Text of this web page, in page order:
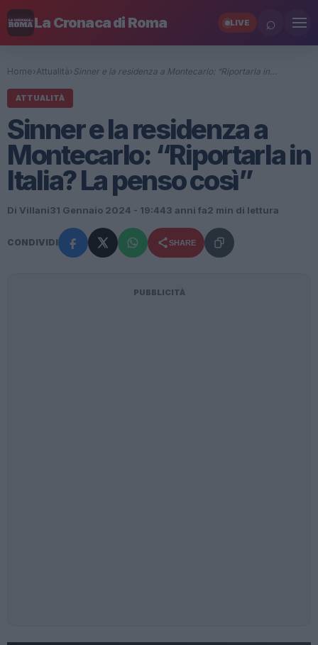
La Cronaca di Roma LIVE ⌕
Home› Attualità› Sinner e la residenza a Montecarlo: “Riportarla in…
ATTUALITÀ
Sinner e la residenza a
Montecarlo: “Riportarla in
Italia? La penso così”
Di Villani31 Gennaio 2024 - 19:443 anni fa2 min di lettura
CONDIVIDI SHARE
PUBBLICITÀ